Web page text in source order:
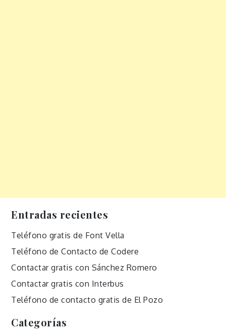
Entradas recientes
Teléfono gratis de Font Vella
Teléfono de Contacto de Codere
Contactar gratis con Sánchez Romero
Contactar gratis con Interbus
Teléfono de contacto gratis de El Pozo
Categorías